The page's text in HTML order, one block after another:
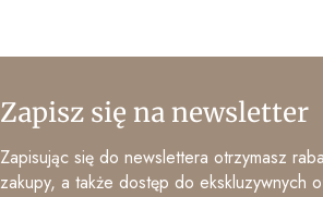
Zapisz się na newsletter
Zapisując się do newslettera otrzymasz
zakupy, a także dostęp do ekskluzywnych